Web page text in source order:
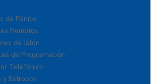
de Pánico
Remotos
de Jalón
de Programación
Telefónico
y Estrobos